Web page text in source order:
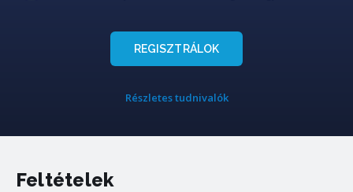
REGISZTRÁLOK
Részletes tudnivalók
Feltételek